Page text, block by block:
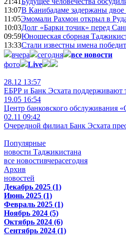
13:07В Канибадаме задержаны
11:05Эмомали Рахмон открыл в
10:03Долг «Барки точик» перед
09:59Юношеская сборная
13:33Стали известны имена
вчера
сегодня
все новости
фото
Live
28.12 13:57
ЕБРР и Банк Эсхата поддерживают
19.05 16:54
Центр банковского обслуживания
02.11 09:42
Очередной филиал Банк Эсхата
Популярные
новости Таджикистана
все новостивчерасегодня
Архив
новостей
Декабрь 2025 (1)
Июнь 2025 (1)
Февраль 2025 (1)
Ноябрь 2024 (5)
Октябрь 2024 (6)
Сентябрь 2024 (1)